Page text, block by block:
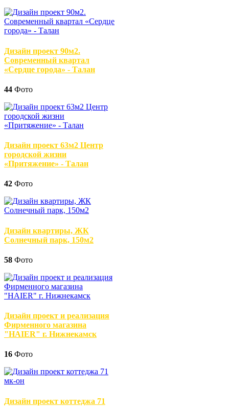
Дизайн проект 90м2.
Современный квартал
«Сердце города» - Талан
44 Фото
Дизайн проект 63м2 Центр
городской жизни
«Притяжение» - Талан
42 Фото
Дизайн квартиры, ЖК
Солнечный парк, 150м2
58 Фото
Дизайн проект и реализация
Фирменного магазина
"HAIER" г. Нижнекамск
16 Фото
Дизайн проект коттеджа 71